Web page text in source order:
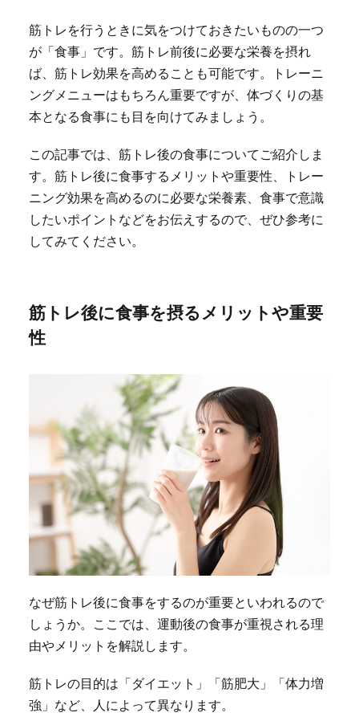
筋トレを行うときに気をつけておきたいものの一つ
が「食事」です。筋トレ前後に必要な栄養を摂れ
ば、筋トレ効果を高めることも可能です。トレーニ
ングメニューはもちろん重要ですが、体づくりの基
本となる食事にも目を向けてみましょう。
この記事では、筋トレ後の食事についてご紹介しま
す。筋トレ後に食事するメリットや重要性、トレー
ニング効果を高めるのに必要な栄養素、食事で意識
したいポイントなどをお伝えするので、ぜひ参考に
してみてください。
筋トレ後に食事を摂るメリットや重要
性
なぜ筋トレ後に食事をするのが重要といわれるので
しょうか。ここでは、運動後の食事が重視される理
由やメリットを解説します。
筋トレの目的は「ダイエット」「筋肥大」「体力増
強」など、人によって異なります。